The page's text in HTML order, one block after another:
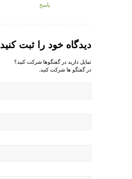
پاسخ
دیدگاه خود را ثبت کنید
تمایل دارید در گفتگوها شرکت کنید؟
در گفتگو ها شرکت کنید.